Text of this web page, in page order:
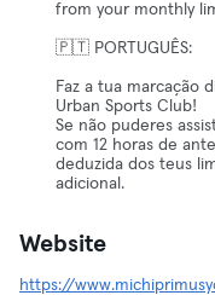
from your monthly
🇵🇹 PORTUGUÊS:
Faz a tua marcação
Urban Sports Club!
Se não puderes
com 12 horas de
deduzida dos teus
adicional.
Website
https://